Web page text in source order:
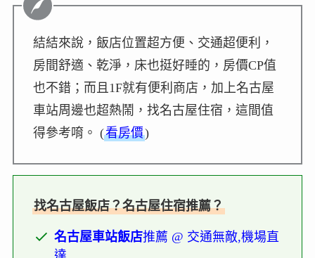
結結來說，飯店位置超方便、交通超便利，
房間舒適、乾淨，床也挺好睡的，房價CP值
也不錯；而且1F就有便利商店，加上名古屋
車站周邊也超熱鬧，找名古屋住宿，這間值
得參考唷。 (看房價)
找名古屋飯店？名古屋住宿推薦？
名古屋車站飯店推薦 @ 交通無敵,機場直